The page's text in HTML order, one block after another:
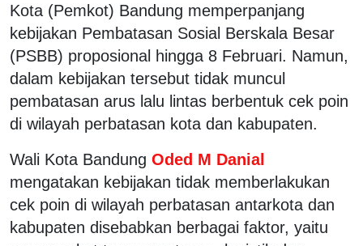
Kota (Pemkot) Bandung memperpanjang
kebijakan Pembatasan Sosial Berskala Besar
(PSBB) proposional hingga 8 Februari. Namun,
dalam kebijakan tersebut tidak muncul
pembatasan arus lalu lintas berbentuk cek poin
di wilayah perbatasan kota dan kabupaten.
Wali Kota Bandung Oded M Danial
mengatakan kebijakan tidak memberlakukan
cek poin di wilayah perbatasan antarkota dan
kabupaten disebabkan berbagai faktor, yaitu